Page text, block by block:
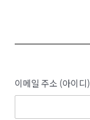
이메일 주소 (아이디)